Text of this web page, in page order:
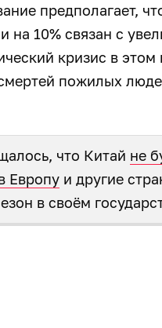
предполагает,
на 10% связан с
кризис в
пожилых
что Китай не
Европу и другие
в своём